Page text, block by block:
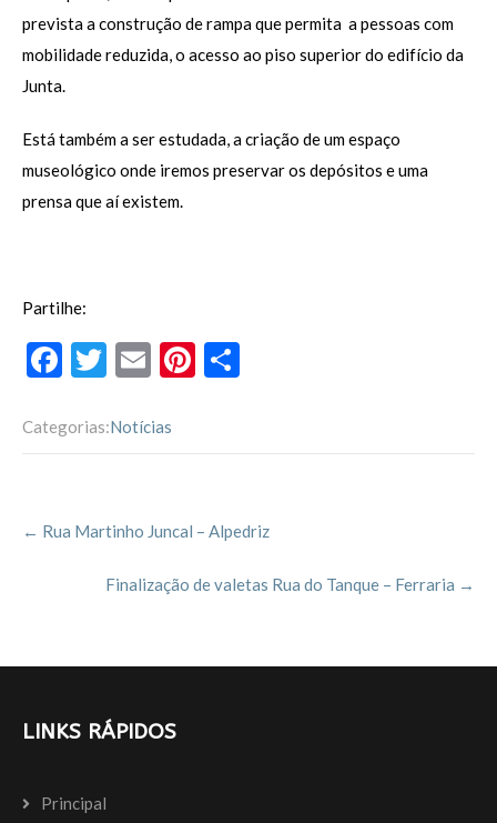
prevista a construção de rampa que permita a pessoas com
mobilidade reduzida, o acesso ao piso superior do edifício da
Junta.
Está também a ser estudada, a criação de um espaço
museológico onde iremos preservar os depósitos e uma
prensa que aí existem.
Partilhe:
F
e
o
T
itt
E
ai
Pi
Categorias:Notícias
navigation
← Rua Martinho Juncal – Alpedriz
Finalização de valetas Rua do Tanque – Ferraria →
LINKS RÁPIDOS
Principal